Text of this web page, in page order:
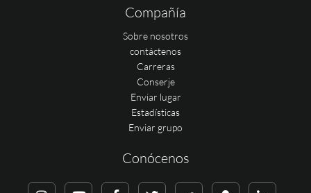
Compañía
Sobre nosotros
contáctenos
Carreras
Conserje
Enviar lugar
Estadísticas
Enviar grupo
Conócenos